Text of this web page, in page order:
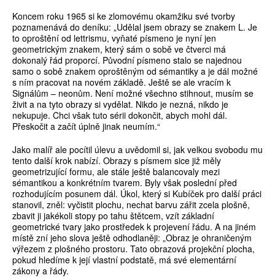
Koncem roku 1965 si ke zlomovému okamžiku své tvorby
poznamenává do deníku: „Udělal jsem obrazy se znakem L. Je
to oproštění od lettrismu, vyňaté písmeno je nyní jen
geometrickým znakem, který sám o sobě ve čtverci má
dokonalý řád proporcí. Původní písmeno stalo se najednou
samo o sobě znakem oproštěným od sémantiky a je dál možné
s ním pracovat na novém základě. Ještě se ale vracím k
Signálům – neonům. Není možné všechno stihnout, musím se
živit a na tyto obrazy si vydělat. Nikdo je nezná, nikdo je
nekupuje. Chci však tuto sérii dokončit, abych mohl dál.
Přeskočit a začít úplně jinak neumím.“
Jako malíř ale pocítil úlevu a uvědomil si, jak velkou svobodu mu
tento další krok nabízí. Obrazy s písmem sice již měly
geometrizující formu, ale stále ještě balancovaly mezi
sémantikou a konkrétním tvarem. Byly však poslední před
rozhodujícím posunem dál. Úkol, který si Kubíček pro další práci
stanovil, zněl: vyčistit plochu, nechat barvu zářit zcela plošně,
zbavit ji jakékoli stopy po tahu štětcem, vzít základní
geometrické tvary jako prostředek k projevení řádu. A na jiném
místě zní jeho slova ještě odhodlaněji: „Obraz je ohraničeným
výřezem z plošného prostoru. Tato obrazová projekční plocha,
pokud hledíme k její vlastní podstatě, má své elementární
zákony a řády.